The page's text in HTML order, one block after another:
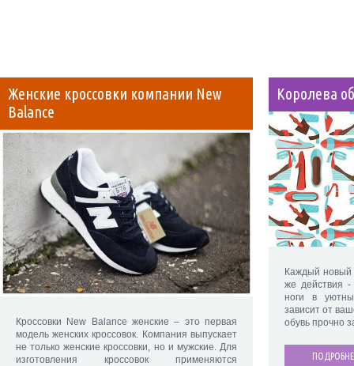
Женские кроссовки компании New
Balance
Кроссовки New Balance женские – это первая
модель женских кроссовок. Компания выпускает
не только женские кроссовки, но и мужские. Для
изготовления кроссовок применяются
Королева
Каждый новый
же действия
ноги в
зависит от
обувь прочно